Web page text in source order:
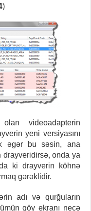
)
videoadapterin
yeni versiyasını
əgər bu səsin, ana
drayveridirsə, onda ya
ki drayverin köhnə
gərəklidir.
adı və qurğuların
göy ekranı necə